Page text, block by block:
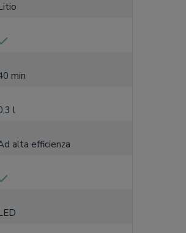
min
l
alta efficienza